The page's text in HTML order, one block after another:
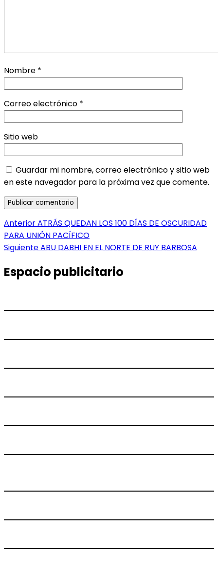
Nombre *
Correo electrónico *
Sitio web
Guardar mi nombre, correo electrónico y sitio web
en este navegador para la próxima vez que comente.
Navegación
de
AnteriorEntrada
anterior:
ATRÁS QUEDAN LOS 100 DÍAS DE OSCURIDAD
PARA UNIÓN PACÍFICO
SiguienteEntrada
ABU DABHI EN EL NORTE DE RUY BARBOSA
Espacio publicitario